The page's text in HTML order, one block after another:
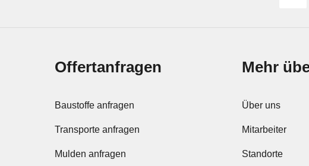
Offertanfragen
Baustoffe anfragen
Transporte anfragen
Mulden anfragen
Mehr
Über uns
Mitarbeiter
Standorte